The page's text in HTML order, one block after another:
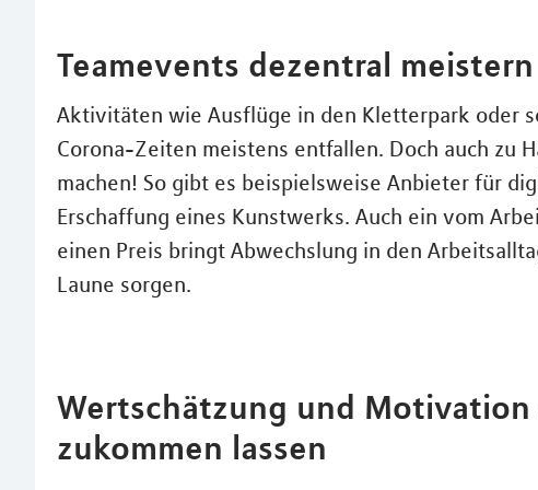
Teamevents dezentral meistern
Aktivitäten wie Ausflüge in den Kletterpark oder
Corona-Zeiten meistens entfallen. Doch auch zu
machen! So gibt es beispielsweise Anbieter für
Erschaffung eines Kunstwerks. Auch ein vom
einen Preis bringt Abwechslung in den
Laune sorgen.
Wertschätzung und
zukommen lassen